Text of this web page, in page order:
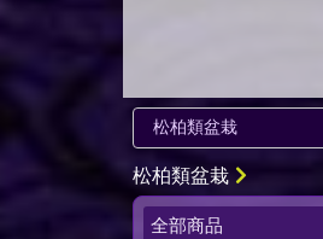
松柏類盆栽
全部商品